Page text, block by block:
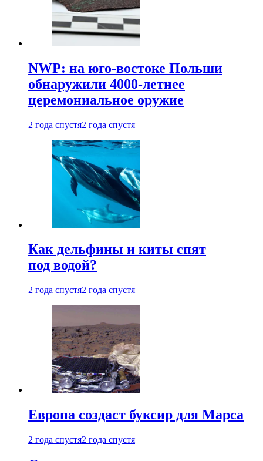
NWP: на юго-востоке Польши
обнаружили 4000-летнее
церемониальное оружие
2 года спустя2 года спустя
Как дельфины и киты спят
под водой?
2 года спустя2 года спустя
Европа создаст буксир для Марса
2 года спустя2 года спустя